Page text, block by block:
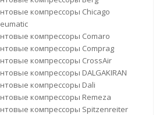
компрессоры Chicago
компрессоры Comaro
компрессоры Comprag
компрессоры CrossAir
компрессоры DALGAKIRAN
компрессоры Dali
компрессоры Remeza
компрессоры Spitzenreiter